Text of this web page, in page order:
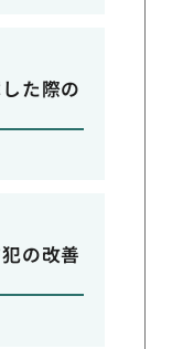
た際の
の改善